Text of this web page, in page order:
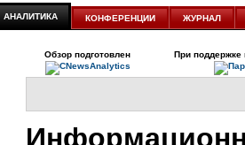
АНАЛИТИКА КОНФЕРЕНЦИИ ЖУРНАЛ
Обзор подготовлен При поддержке